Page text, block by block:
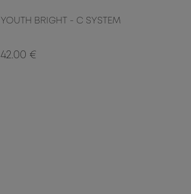
YOUTH BRIGHT - C SYSTEM
42.00 €